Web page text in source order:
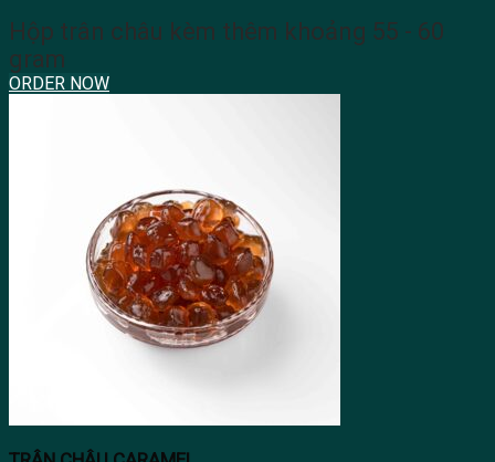
Hộp trân châu kèm thêm khoảng 55 - 60
gram
ORDER NOW